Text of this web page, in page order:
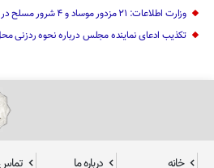
وزارت اطلاعات: ۲۱ مزدور موساد و ۴ شرور مسلح در کرمان بازداشت شدند
تکذیب ادعای نماینده مجلس درباره نحوه ردزنی
خانه درباره ما تماس